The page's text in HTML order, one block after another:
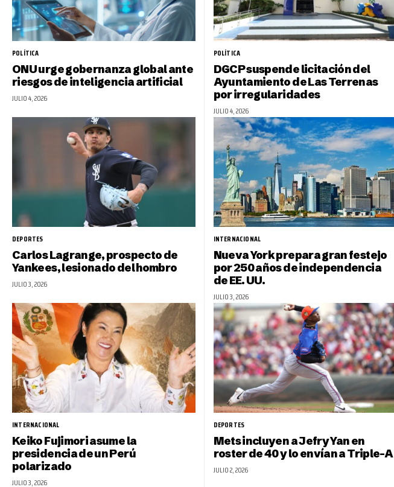
POLÍTICA
ONU urge gobernanza global ante
riesgos de inteligencia artificial
JULIO 4, 2026
POLÍTICA
DGCP suspende licitación del
Ayuntamiento de Las Terrenas
por irregularidades
JULIO 4, 2026
DEPORTES
Carlos Lagrange, prospecto de
Yankees, lesionado del hombro
JULIO 3, 2026
INTERNACIONAL
Nueva York prepara gran festejo
por 250 años de independencia
de EE. UU.
JULIO 3, 2026
INTERNACIONAL
Keiko Fujimori asume la
presidencia de un Perú
polarizado
JULIO 3, 2026
DEPORTES
Mets incluyen a Jefry Yan en
roster de 40 y lo envían a Triple-A
JULIO 2, 2026